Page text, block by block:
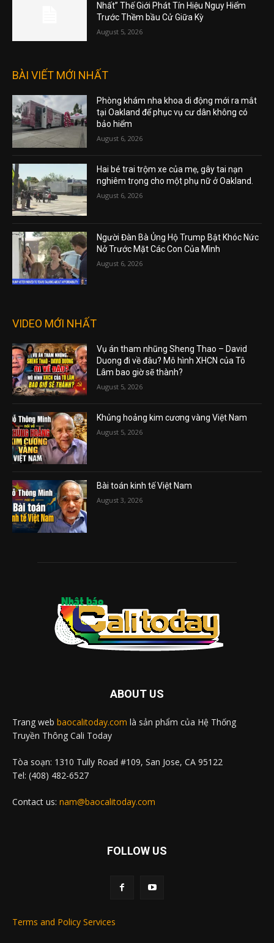
Nhất” Thế Giới Phát Tín Hiệu Nguy Hiểm
Trước Thềm bầu Cử Giữa Kỳ
August 5, 2026
BÀI VIẾT MỚI NHẤT
Phòng khám nha khoa di động mới ra mắt
tại Oakland để phục vụ cư dân không có
bảo hiểm
August 6, 2026
Hai bé trai trộm xe của mẹ, gây tai nạn
nghiêm trọng cho một phụ nữ ở Oakland.
August 6, 2026
Người Đàn Bà Ủng Hộ Trump Bật Khóc Nức
Nở Trước Mặt Các Con Của Mình
August 6, 2026
VIDEO MỚI NHẤT
Vụ án tham nhũng Sheng Thao – David
Duong đi về đâu? Mô hình XHCN của Tô
Lâm bao giờ sẽ thành?
August 5, 2026
Khủng hoảng kim cương vàng Việt Nam
August 5, 2026
Bài toán kinh tế Việt Nam
August 3, 2026
ABOUT US
Trang web baocalitoday.com là sản phẩm của Hệ Thống
Truyền Thông Cali Today
Tòa soạn: 1310 Tully Road #109, San Jose, CA 95122
Tel: (408) 482-6527
Contact us: nam@baocalitoday.com
FOLLOW US
Terms and Policy Services